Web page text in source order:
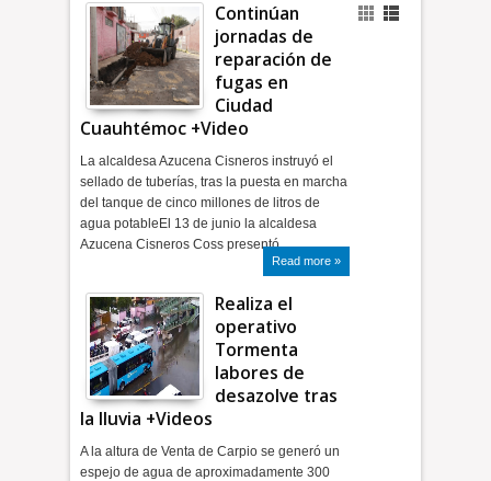
Continúan
jornadas de
reparación de
fugas en
Ciudad
Cuauhtémoc +Video
La alcaldesa Azucena Cisneros instruyó el
sellado de tuberías, tras la puesta en marcha
del tanque de cinco millones de litros de
agua potableEl 13 de junio la alcaldesa
Azucena Cisneros Coss presentó…
Read more »
Realiza el
operativo
Tormenta
labores de
desazolve tras
la lluvia +Videos
A la altura de Venta de Carpio se generó un
espejo de agua de aproximadamente 300